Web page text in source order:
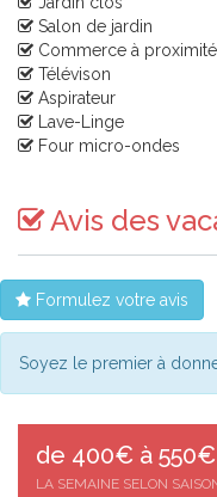
Salon de jardin
Commerce à proximité
Télévison
Aspirateur
Lave-Linge
Four micro-ondes
Avis des
Formulez votre avis
Soyez le premier à
de 400€ à 550€
LA SEMAINE SELON